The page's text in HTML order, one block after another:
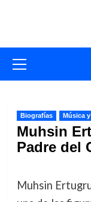
primario
Biografías Música
Muhsin
Padre del
Muhsin